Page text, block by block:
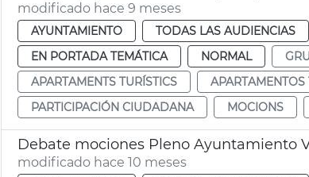
modificado hace 9 meses
AYUNTAMIENTO TODAS LAS AUDIENCIAS
EN PORTADA TEMÁTICA
NORMAL
APARTAMENTS TURÍSTICS
APARTAMENTOS
PARTICIPACIÓN CIUDADANA
MOCIONS
Debate mociones Pleno Ayuntamiento
modificado hace 10 meses